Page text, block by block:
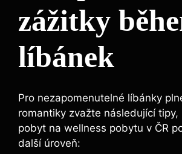
zážitky
líbánek
Pro nezapomenutelné líbánky
romantiky zvažte následující tipy,
pobyt na wellness pobytu v ČR
další úroveň: